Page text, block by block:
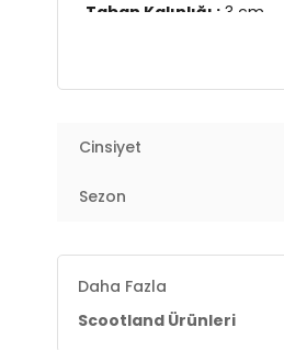
Taban Kalınlığı : 3 cm
3DY115220383V1.16
Cinsiyet
Sezon
Daha Fazla
Scootland Ürünleri